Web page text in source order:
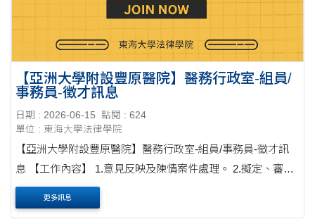
【亞洲大學附設豐原醫院】醫務行政室-組員/
事務員-徵才訊息
日期 : 2026-06-15
點閱 : 624
單位 : 東海大學法律學院
【亞洲大學附設豐原醫院】醫務行政室-組員/事務員-徵才訊
息 【工作內容】 1.意見反映及陳情案件處理。 2.擬定、審查
醫院各項契約。 3.法律諮詢、案件處理(含醫療糾紛、契約爭
議等)。 4.各類醫事人員報備支....
更多訊息